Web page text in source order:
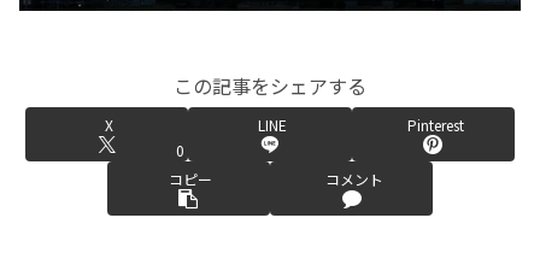
この記事をシェアする
X
0
LINE Pinterest
コピー コメント